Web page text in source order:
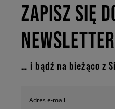
ZAPISZ SIĘ
… i bądź na bieżąco z
Adres e-mail